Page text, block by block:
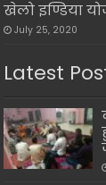
खेलो इण्डिया
July 25, 2020
Latest